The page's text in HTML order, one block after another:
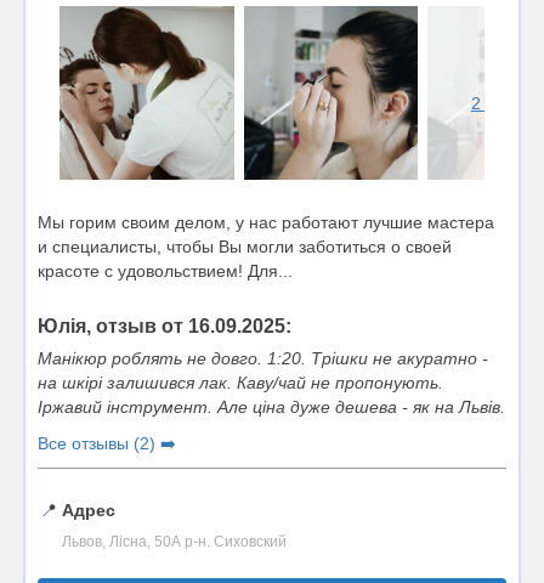
2 фото
Мы горим своим делом, у нас работают лучшие мастера
и специалисты, чтобы Вы могли заботиться о своей
красоте с удовольствием! Для...
Юлія, отзыв от 16.09.2025:
Манікюр роблять не довго. 1:20. Трішки не акуратно -
на шкірі залишився лак. Каву/чай не пропонують.
Іржавий інструмент. Але ціна дуже дешева - як на Львів.
Все отзывы (2) ➡️
📍 Адрес
Львов, Лісна, 50А р-н. Сиховский